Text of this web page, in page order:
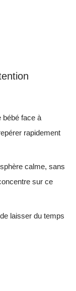
bébé face à
rapidement
calme, sans
sur ce
laisser du temps